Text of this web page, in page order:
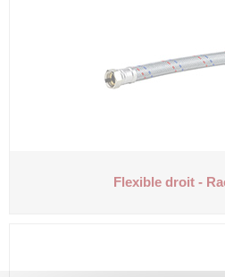
Flexible droit -